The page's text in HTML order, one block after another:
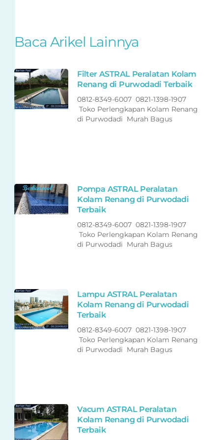
Baca Arikel Lainnya
Filter ASTRAL Peralatan Kolam
Renang di Purwodadi Terbaik
0812-8349-6007 0821-1398-1907
Toko Perlengkapan Kolam Renang
di Purwodadi Murah Bagus
Pompa ASTRAL Peralatan
Kolam Renang di Purwodadi
Terbaik
0812-8349-6007 0821-1398-1907
Toko Perlengkapan Kolam Renang
di Purwodadi Murah Bagus
Lampu ASTRAL Peralatan
Kolam Renang di Purwodadi
Terbaik
0812-8349-6007 0821-1398-1907
Toko Perlengkapan Kolam Renang
di Purwodadi Murah Bagus
Vacum ASTRAL Peralatan
Kolam Renang di Purwodadi
Terbaik